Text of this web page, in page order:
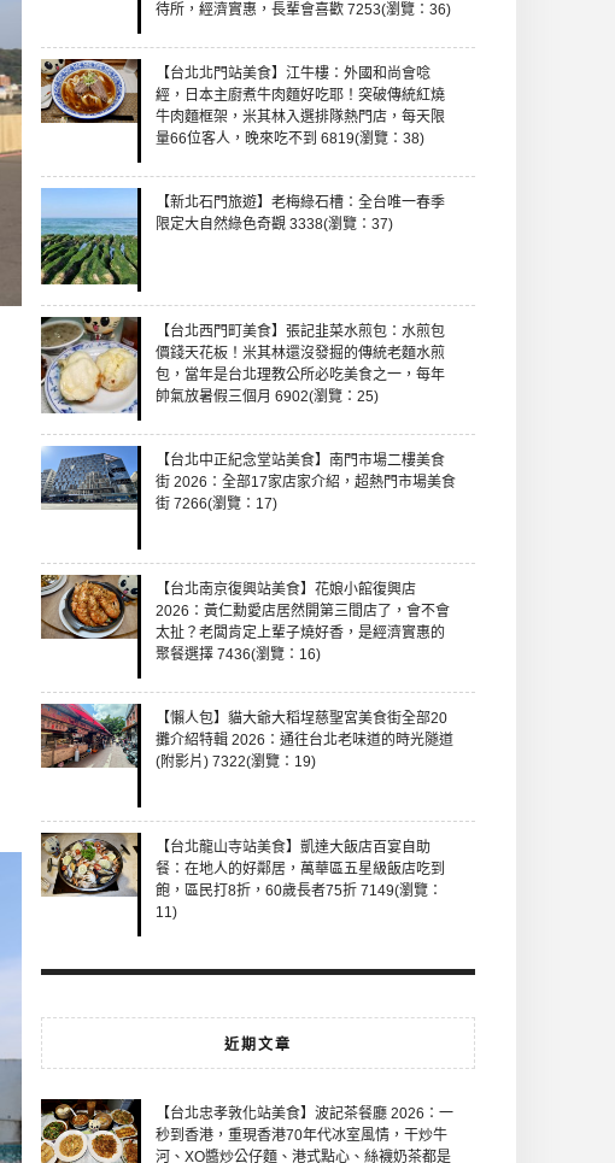
待所，經濟實惠，長輩會喜歡 7253(瀏覽：36)
【台北北門站美食】江牛樓：外國和尚會唸
經，日本主廚煮牛肉麵好吃耶！突破傳統紅燒
牛肉麵框架，米其林入選排隊熱門店，每天限
量66位客人，晚來吃不到 6819(瀏覽：38)
【新北石門旅遊】老梅綠石槽：全台唯一春季
限定大自然綠色奇觀 3338(瀏覽：37)
【台北西門町美食】張記韭菜水煎包：水煎包
價錢天花板！米其林還沒發掘的傳統老麵水煎
包，當年是台北理教公所必吃美食之一，每年
帥氣放暑假三個月 6902(瀏覽：25)
【台北中正紀念堂站美食】南門市場二樓美食
街 2026：全部17家店家介紹，超熱門市場美食
街 7266(瀏覽：17)
【台北南京復興站美食】花娘小館復興店
2026：黃仁勳愛店居然開第三間店了，會不會
太扯？老闆肯定上輩子燒好香，是經濟實惠的
聚餐選擇 7436(瀏覽：16)
【懶人包】貓大爺大稻埕慈聖宮美食街全部20
攤介紹特輯 2026：通往台北老味道的時光隧道
(附影片) 7322(瀏覽：19)
【台北龍山寺站美食】凱達大飯店百宴自助
餐：在地人的好鄰居，萬華區五星級飯店吃到
飽，區民打8折，60歲長者75折 7149(瀏覽：
11)
近期文章
【台北忠孝敦化站美食】波記茶餐廳 2026：一
秒到香港，重現香港70年代冰室風情，干炒牛
河、XO醬炒公仔麵、港式點心、絲襪奶茶都是